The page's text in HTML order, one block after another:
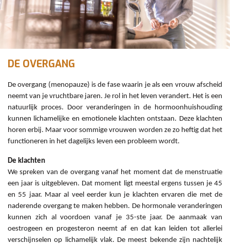
DE OVERGANG
De overgang (menopauze) is de fase waarin je als een vrouw afscheid
neemt van je vruchtbare jaren. Je rol in het leven verandert. Het is een
natuurlijk proces. Door veranderingen in de hormoonhuishouding
kunnen lichamelijke en emotionele klachten ontstaan. Deze klachten
horen erbij. Maar voor sommige vrouwen worden ze zo heftig dat het
functioneren in het dagelijks leven een probleem wordt.
De klachten
We spreken van de overgang vanaf het moment dat de menstruatie
een jaar is uitgebleven. Dat moment ligt meestal ergens tussen je 45
en 55 jaar. Maar al veel eerder kun je klachten ervaren die met de
naderende overgang te maken hebben. De hormonale veranderingen
kunnen zich al voordoen vanaf je 35-ste jaar. De aanmaak van
oestrogeen en progesteron neemt af en dat kan leiden tot allerlei
verschijnselen op lichamelijk vlak. De meest bekende zijn nachtelijk